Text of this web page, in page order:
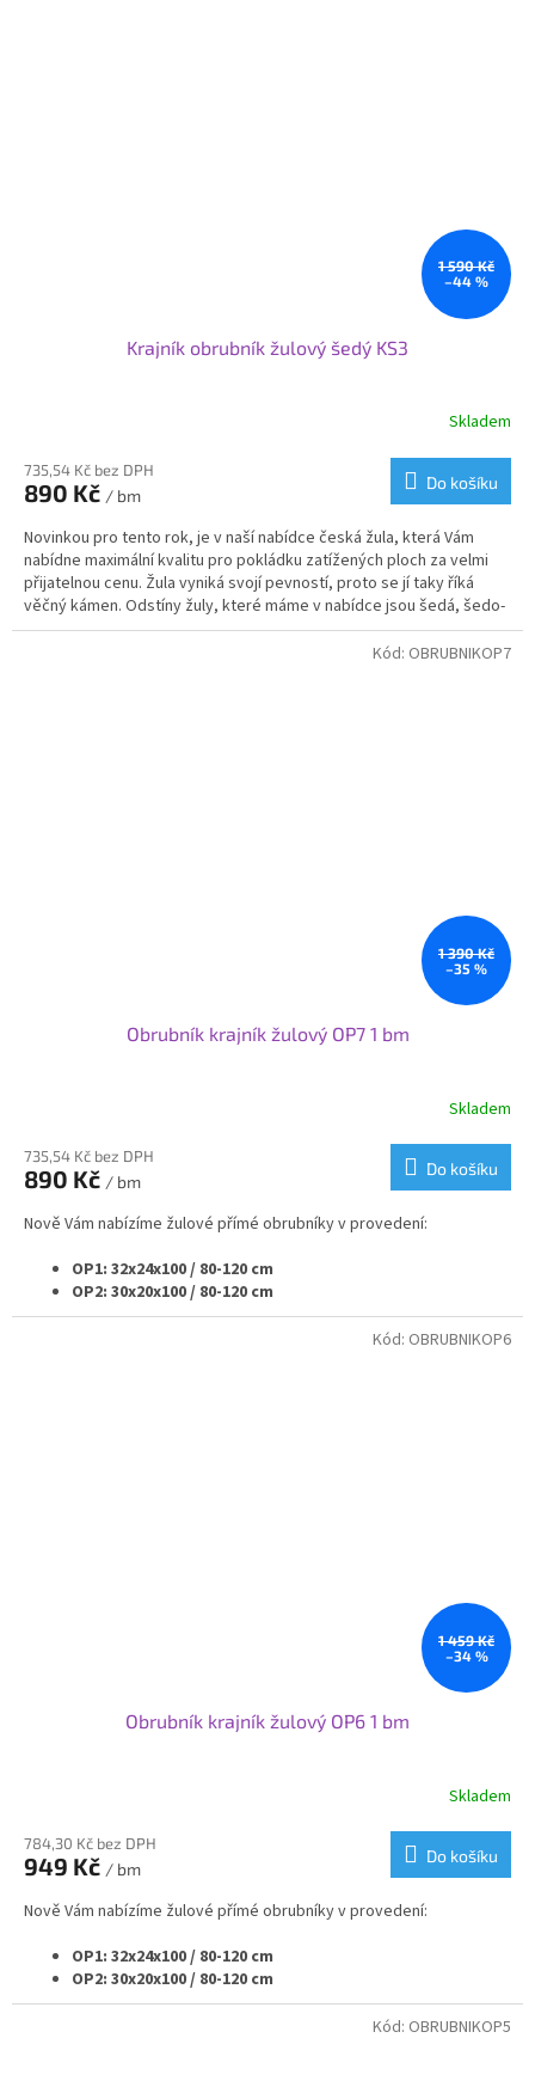
1 590 Kč
–44 %
Krajník obrubník žulový šedý KS3
produktu
je
z
5
hvězdiček.
Skladem
735,54 Kč bez DPH
890 Kč / bm
Do košíku
Novinkou pro tento rok, je v naší nabídce česká žula, která Vám
nabídne maximální kvalitu pro pokládku zatížených ploch za velmi
přijatelnou cenu. Žula vyniká svojí pevností, proto se jí taky říká
věčný kámen. Odstíny žuly, které máme v nabídce jsou šedá, šedo-
žlutá a nově i žlutá. Svoje využití najdou krajníky od nás na
příjezdových cestách, cestičkách, garážových stání nebo v zahradní
1 390 Kč
–35 %
Obrubník krajník žulový OP7 1 bm
produktu
je
z
hvězdiček.
Skladem
735,54 Kč bez DPH
890 Kč / bm
Do košíku
Nově Vám nabízíme žulové přímé obrubníky v provedení:
OP1: 32x24x100 / 80-120 cm
OP2: 30x20x100 / 80-120 cm
OP3: 25x20x100 / 80-120 cm
Svoje využití najdou obrubníky od nás při nové výstavbě nebo
Kód: OBRUBNIKOP7
1 459 Kč
–34 %
Obrubník krajník žulový OP6 1 bm
Skladem
784,30 Kč bez DPH
949 Kč / bm
Do košíku
Nově Vám nabízíme žulové přímé obrubníky v provedení:
OP1: 32x24x100 / 80-120 cm
OP2: 30x20x100 / 80-120 cm
OP3: 25x20x100 / 80-120 cm
Kód: OBRUBNIKOP6
Kód: OBRUBNIKOP5